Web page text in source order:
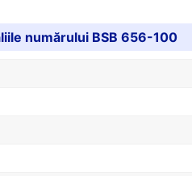
numărului BSB 656-100